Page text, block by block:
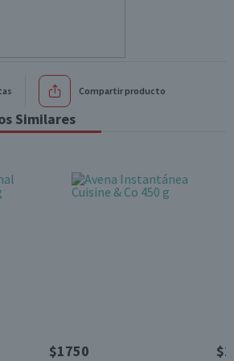
Compartir producto
Similares
$1750